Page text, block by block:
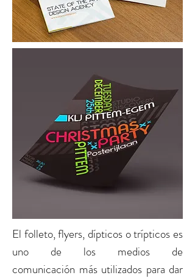
El folleto, flyers, dípticos o trípticos es
uno de los medios de
comunicación más utilizados para dar